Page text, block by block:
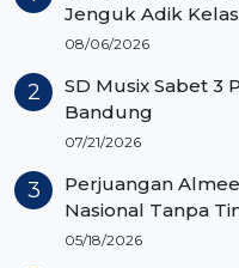
Jenguk Adik
08/06/2026
SD Musix Sabet 3
Bandung
07/21/2026
Perjuangan
Nasional Tanpa
05/18/2026